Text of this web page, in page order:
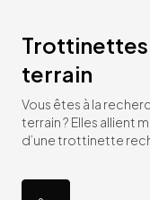
terrain
Vous êtes à la
terrain ? Elles allient
d’une trottinette